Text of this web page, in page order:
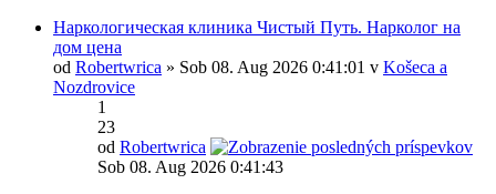
Наркологическая клиника Чистый Путь. Нарколог на
дом цена
od Robertwrica » Sob 08. Aug 2026 0:41:01 v Košeca a
Nozdrovice
1
23
od Robertwrica
Sob 08. Aug 2026 0:41:43